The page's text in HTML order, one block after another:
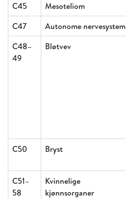
C45
Mesoteliom
C47
Autonome nervesystem
C48–
49
Bløtvev
C50
Bryst
C51–
58
Kvinnelige
kjønnsorganer